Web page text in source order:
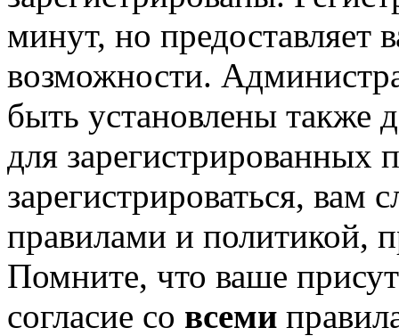
минут, но предоставляет
возможности.
быть установлены также
для зарегистрированных
зарегистрироваться, вам
правилами и политикой,
Помните, что ваше
согласие со всеми